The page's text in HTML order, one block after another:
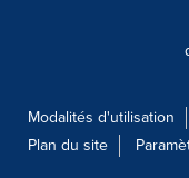
Modalités d'utilisation
Plan du site